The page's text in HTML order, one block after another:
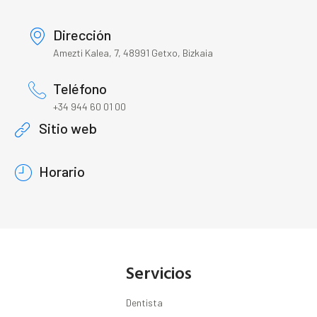
Dirección
Amezti Kalea, 7, 48991 Getxo, Bizkaia
Teléfono
+34 944 60 01 00
Sitio web
Horario
Servicios
Dentista